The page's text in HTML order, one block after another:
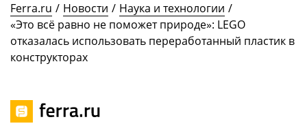
Ferra.ru / Новости / Наука и технологии /
«Это всё равно не поможет природе»: LEGO
отказалась использовать переработанный пластик в
конструкторах